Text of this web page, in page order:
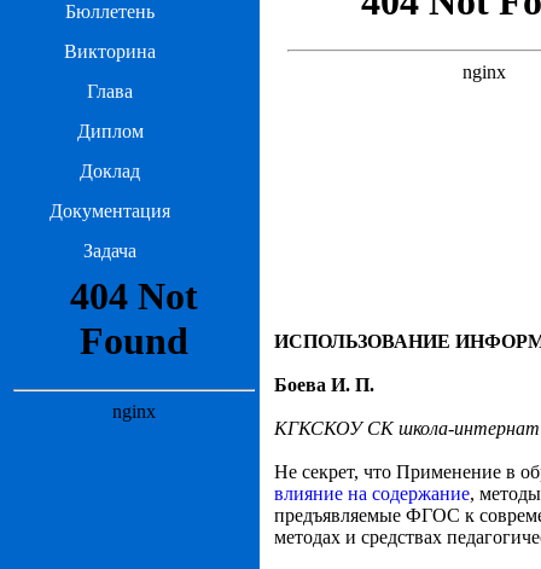
Бюллетень
Викторина
Глава
Диплом
Доклад
Документация
Задача
ИСПОЛЬЗОВАНИЕ
Боева И. П.
КГКСКОУ СК школа-интернат
Не секрет, что Применение в
влияние на содержание,
предъявляемые ФГОС к
методах и средствах